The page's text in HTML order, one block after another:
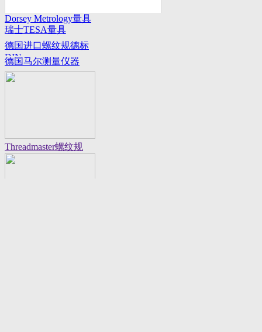
Dorsey Metrology量具
系列
瑞士TESA量具
德国进口螺纹规德标
DIN
德国马尔测量仪器
Threadmaster螺纹规